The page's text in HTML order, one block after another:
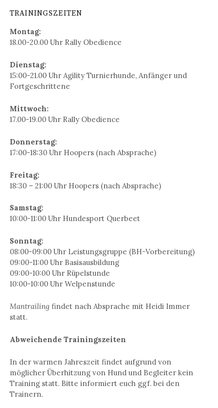
TRAININGSZEITEN
Montag:
18.00-20.00 Uhr Rally Obedience
Dienstag:
15:00-21.00 Uhr Agility Turnierhunde, Anfänger und
Fortgeschrittene
Mittwoch:
17.00-19.00 Uhr Rally Obedience
Donnerstag:
17:00-18:30 Uhr Hoopers (nach Absprache)
Freitag:
18:30 – 21:00 Uhr Hoopers (nach Absprache)
Samstag:
10:00-11:00 Uhr Hundesport Querbeet
Sonntag:
08:00-09:00 Uhr Leistungsgruppe (BH-Vorbereitung)
09:00-11:00 Uhr Basisausbildung
09:00-10:00 Uhr Rüpelstunde
10:00-10:00 Uhr Welpenstunde
Mantrailing findet nach Absprache mit Heidi Immer
statt.
Abweichende Trainingszeiten
In der warmen Jahreszeit findet aufgrund von
möglicher Überhitzung von Hund und Begleiter kein
Training statt. Bitte informiert euch ggf. bei den
Trainern.